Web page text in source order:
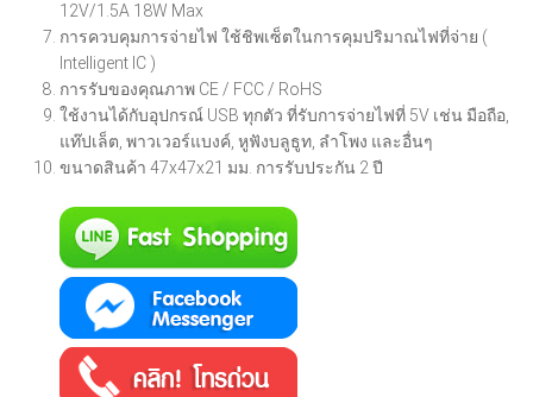
12V/1.5A 18W Max
การควบคุมการจ่ายไฟ ใช้ชิพเซ็ตในการคุมปริมาณไฟที่จ่าย (
Intelligent IC )
การรับของคุณภาพ CE / FCC / RoHS
ใช้งานได้กับอุปกรณ์ USB ทุกตัว ที่รับการจ่ายไฟที่ 5V เช่น มือถือ,
แท๊ปเล็ต, พาวเวอร์แบงค์, หูฟังบลูธูท, ลำโพง และอื่นๆ
ขนาดสินค้า 47x47x21 มม. การรับประกัน 2 ปี